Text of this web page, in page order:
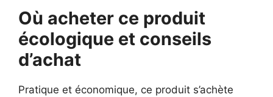
Où acheter ce produit
écologique et conseils
d’achat
Pratique et économique, ce produit s’achète